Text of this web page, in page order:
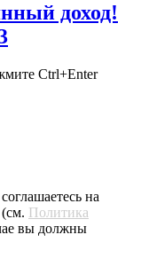
доход!
Ctrl+Enter
на
Политика
вы должны